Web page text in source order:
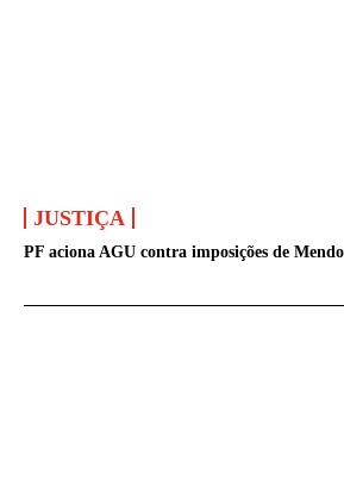
JUSTIÇA
PF aciona AGU contra imposições de